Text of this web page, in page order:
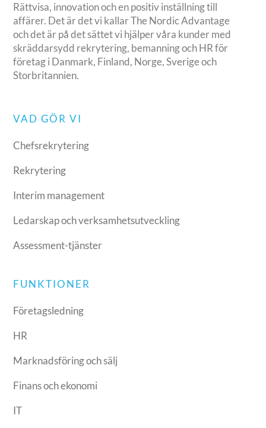
Rättvisa, innovation och en positiv inställning till
affärer. Det är det vi kallar The Nordic Advantage
och det är på det sättet vi hjälper våra kunder med
skräddarsydd rekrytering, bemanning och HR för
företag i Danmark, Finland, Norge, Sverige och
Storbritannien.
VAD GÖR VI
Chefsrekrytering
Rekrytering
Interim management
Ledarskap och verksamhetsutveckling
Assessment-tjänster
FUNKTIONER
Företagsledning
HR
Marknadsföring och sälj
Finans och ekonomi
IT